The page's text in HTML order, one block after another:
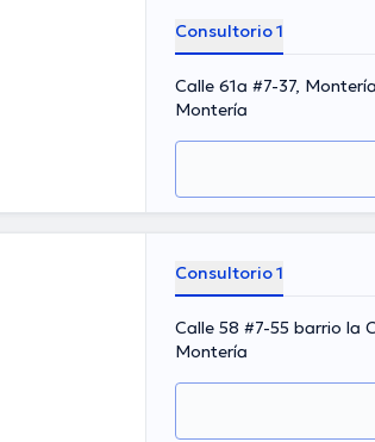
Consultorio 1
Calle 61a #7-37,
Montería
Consultorio 1
Calle 58 #7-55 barrio la
Montería